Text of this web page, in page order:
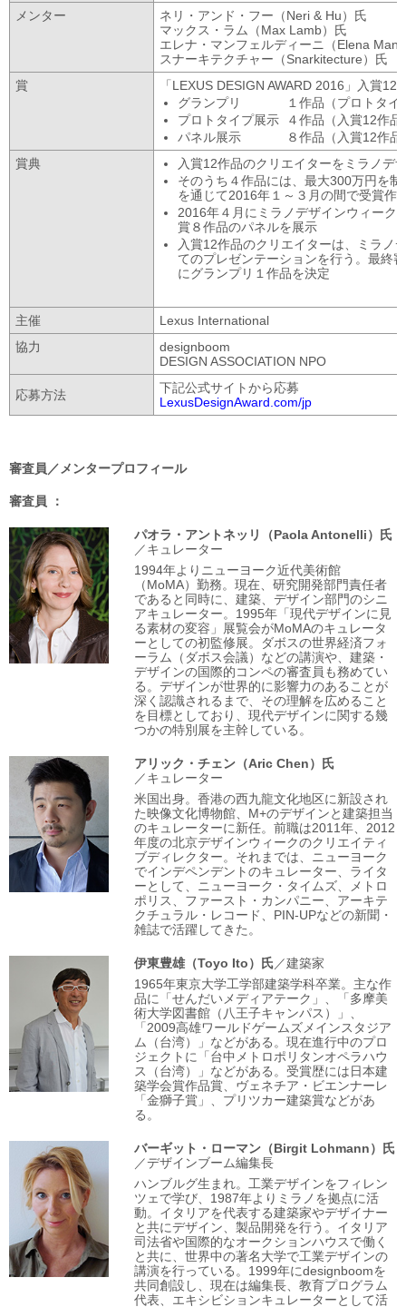
メンター
ネリ・アンド・フー（Neri & Hu）氏
マックス・ラム（Max Lamb）氏
エレナ・マンフェルディーニ（Elena
スナーキテクチャー（Snarkitecture）氏
賞
「LEXUS DESIGN AWARD 2016」入賞12
グランプリ
１作品（プロトタ
プロトタイプ展示
４作品（入賞12作
パネル展示
８作品（入賞12作
賞典
入賞12作品のクリエイターをミラノデ
そのうち４作品には、最大300万円を
を通じて2016年１～３月の間で受賞作
2016年４月にミラノデザインウィーク
賞８作品のパネルを展示
入賞12作品のクリエイターは、ミラノ
てのプレゼンテーションを行う。最終
にグランプリ１作品を決定
主催
Lexus International
協力
designboom
DESIGN ASSOCIATION NPO
応募方法
下記公式サイトから応募
LexusDesignAward.com/jp
審査員／メンタープロフィール
審査員
パオラ・アントネッリ
（Paola Antonelli）氏
／キュレーター
1994年よりニューヨーク近代美術館
（MoMA）勤務。現在、研究開発部門責任者
であると同時に、建築、デザイン部門のシニ
アキュレーター。1995年「現代デザインに見
る素材の変容」展覧会がMoMAのキュレータ
ーとしての初監修展。ダボスの世界経済フォ
ーラム（ダボス会議）などの講演や、建築・
デザインの国際的コンペの審査員も務めてい
る。デザインが世界的に影響力のあることが
深く認識されるまで、その理解を広めること
を目標としており、現代デザインに関する幾
つかの特別展を主幹している。
アリック・チェン （Aric Chen）氏
／キュレーター
米国出身。香港の西九龍文化地区に新設され
た映像文化博物館、M+のデザインと建築担当
のキュレーターに新任。前職は2011年、2012
年度の北京デザインウィークのクリエイティ
ブディレクター。それまでは、ニューヨーク
でインデペンデントのキュレーター、ライタ
ーとして、ニューヨーク・タイムズ、メトロ
ポリス、ファースト・カンパニー、アーキテ
クチュラル・レコード、PIN-UPなどの新聞・
雑誌で活躍してきた。
伊東豊雄（Toyo Ito）氏／建築家
1965年東京大学工学部建築学科卒業。主な作
品に「せんだいメディアテーク」、「多摩美
術大学図書館（八王子キャンパス）」、
「2009高雄ワールドゲームズメインスタジア
ム（台湾）」などがある。現在進行中のプロ
ジェクトに「台中メトロポリタンオペラハウ
ス（台湾）」などがある。受賞歴には日本建
築学会賞作品賞、ヴェネチア・ビエンナーレ
「金獅子賞」、プリツカー建築賞などがあ
る。
バーギット・ローマン （Birgit Lohmann）氏
／デザインブーム編集長
ハンブルグ生まれ。工業デザインをフィレン
ツェで学び、1987年よりミラノを拠点に活
動。イタリアを代表する建築家やデザイナー
と共にデザイン、製品開発を行う。イタリア
司法省や国際的なオークションハウスで働く
と共に、世界中の著名大学で工業デザインの
講演を行っている。1999年にdesignboomを
共同創設し、現在は編集長、教育プログラム
代表、エキシビションキュレーターとして活